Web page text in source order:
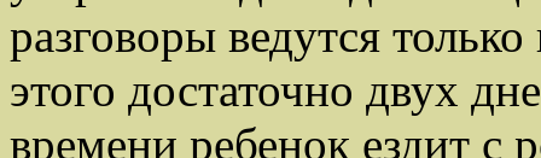
разговоры ведутся
этого достаточно двух
времени ребенок ездит с